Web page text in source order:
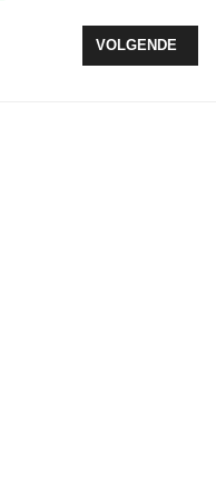
BLIJFTVOLGENDE
VOLGENDE